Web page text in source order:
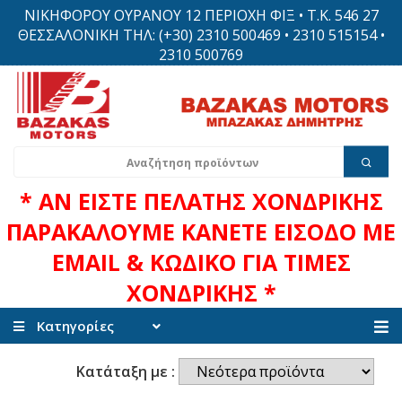
ΝΙΚΗΦΟΡΟΥ ΟΥΡΑΝΟΥ 12 ΠΕΡΙΟΧΗ ΦΙΞ • Τ.Κ. 546 27
ΘΕΣΣΑΛΟΝΙΚΗ ΤΗΛ: (+30) 2310 500469 • 2310 515154 •
2310 500769
* ΑΝ ΕΙΣΤΕ ΠΕΛΑΤΗΣ ΧΟΝΔΡΙΚΗΣ
ΠΑΡΑΚΑΛΟΥΜΕ ΚΑΝΕΤΕ ΕΙΣΟΔΟ ΜΕ
EMAIL & ΚΩΔΙΚΟ ΓΙΑ ΤΙΜΕΣ
ΧΟΝΔΡΙΚΗΣ *
Κατηγορίες
Κατάταξη με :